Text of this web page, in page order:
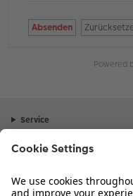
Powered
Service